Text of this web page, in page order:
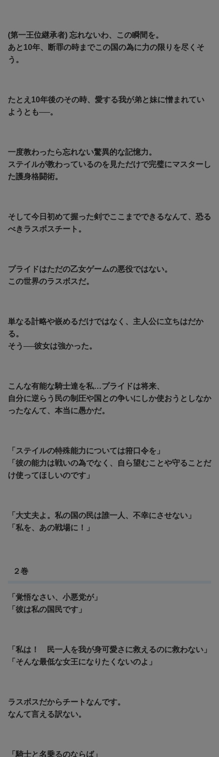
(第一王位継承者) 忘れないわ、この瞬間を。
あと10年、断罪の時までこの国の為に力の限りを尽くそ
う。
たとえ10年後のその時、愛する我が弟と妹に憎まれてい
ようとも──。
一度教わったら忘れない驚異的な記憶力。
ステイルが教わっているのを見ただけで完璧にマスターし
た護身格闘術。
そして今日初めて握った剣でここまでできるなんて、恐る
べきラスボスチート。
プライドはただの乙女ゲームの悪役ではない。
この世界のラスボスだ。
単なる計略や嵌めるだけではなく、主人公に立ちはだか
る。
そう──彼女は強かった。
こんな有能な騎士達を私…プライドは将来、
自分に逆らう民の制圧や国との争いにしか使おうとしなか
ったなんて、本当に愚かだ。
「ステイルの特殊能力については箝口令を」
「彼の能力は戦いの為でなく、自ら望むことや守ることだ
け使ってほしいのです」
「大丈夫よ。私の国の民は誰一人、不幸にさせない」
「私を、あの戦場に！」
２巻
「覚悟なさい、小悪党が」
「彼は私の国民です」
「私は！ 民一人を我が身可愛さに救えるのに救わない」
「そんな最低な女王になりたくないのよ」
ラスボスだからチートなんです。
なんて言える訳ない。
「騎士と名乗るのならば」